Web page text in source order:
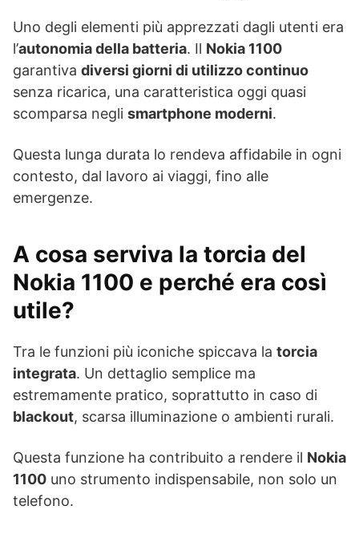
Uno degli elementi più apprezzati dagli utenti era
l’autonomia della batteria. Il Nokia 1100
garantiva diversi giorni di utilizzo continuo
senza ricarica, una caratteristica oggi quasi
scomparsa negli smartphone moderni.
Questa lunga durata lo rendeva affidabile in ogni
contesto, dal lavoro ai viaggi, fino alle
emergenze.
A cosa serviva la torcia del
Nokia 1100 e perché era così
utile?
Tra le funzioni più iconiche spiccava la torcia
integrata. Un dettaglio semplice ma
estremamente pratico, soprattutto in caso di
blackout, scarsa illuminazione o ambienti rurali.
Questa funzione ha contribuito a rendere il Nokia
1100 uno strumento indispensabile, non solo un
telefono.